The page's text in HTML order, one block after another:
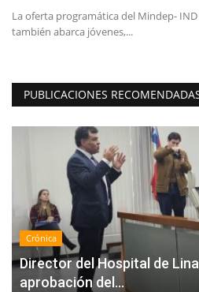
La oferta programática del Mindep-
también abarca jóvenes,...
PUBLICACIONES
Crónica
Director del Hospital de
aprobación del...